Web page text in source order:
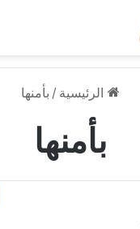
الرئيسية / بأمنها
بأمنها